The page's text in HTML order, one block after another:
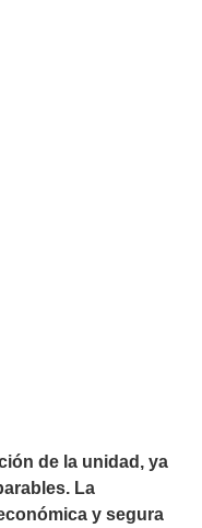
de la unidad, ya
La
y segura